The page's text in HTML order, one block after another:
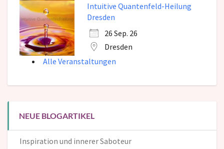
Intuitive Quantenfeld-Heilung
Dresden
26 Sep. 26
Dresden
Alle Veranstaltungen
NEUE BLOGARTIKEL
Inspiration und innerer Saboteur